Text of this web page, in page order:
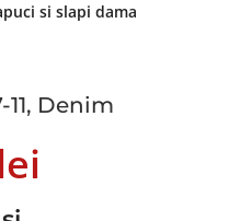
si slapi dama
11, Denim
Lei